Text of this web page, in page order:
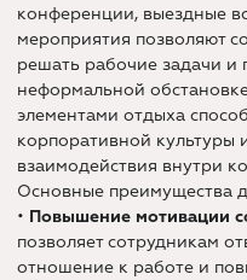
конференции, выездные
мероприятия позволяют
решать рабочие задачи и
неформальной
элементами отдыха
корпоративной культуры
взаимодействия внутри
Основные преимущества
• Повышение мотивации
позволяет сотрудникам
отношение к работе и